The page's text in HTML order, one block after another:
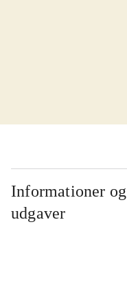
Informationer og
udgaver